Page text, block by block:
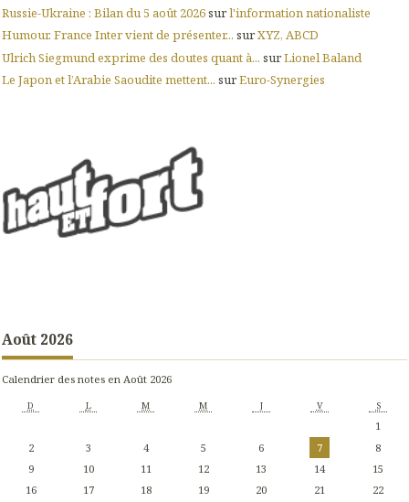
Russie-Ukraine : Bilan du 5 août 2026surl'information nationaliste
Humour. France Inter vient de présenter... surXYZ, ABCD
Ulrich Siegmund exprime des doutes quant à... surLionel Baland
Le Japon et l’Arabie Saoudite mettent... surEuro-Synergies
Août 2026
Calendrier des notes en Août 2026
D L M M J V S
1
2
3 4 5 6 7
8
9
10 11 12 13 14
15
16
17 18 19 20 21
22